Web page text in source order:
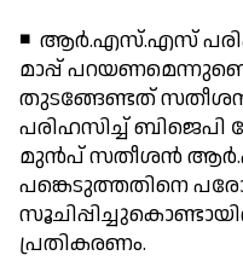
◾ ആര്‍.എസ്.എസ്
മാപ്പ്
തുടങ്ങേണ്ടത്
പരിഹസിച്ച് ബിജെപി
മുന്‍പ് സതീശന്‍
പങ്കെടുത്തതിനെ
പ്രതികരണം.